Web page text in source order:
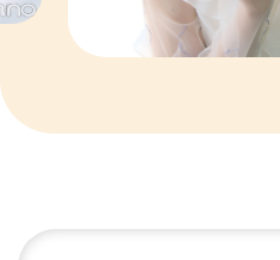
9
10